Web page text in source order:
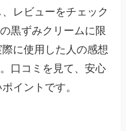
レビューをチェック
黒ずみクリームに限
に使用した人の感想
口コミを見て、安心
イントです。